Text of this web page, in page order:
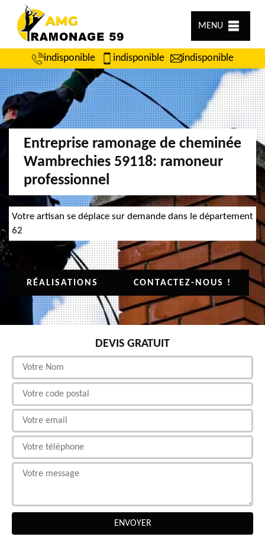
MENU
indisponible indisponible indisponible
Entreprise ramonage de cheminée
Wambrechies 59118: ramoneur
professionnel
Votre artisan se déplace sur demande dans le département
62
RÉALISATIONS CONTACTEZ-NOUS !
DEVIS GRATUIT